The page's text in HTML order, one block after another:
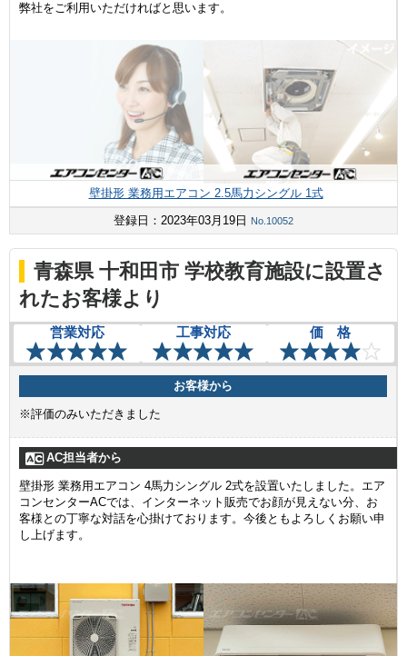
弊社をご利用いただければと思います。
壁掛形 業務用エアコン 2.5馬力シングル 1式
登録日：2023年03月19日
No.10052
青森県 十和田市 学校教育施設に設置さ
れたお客様より
営業対応 工事対応 価 格
お客様から
※評価のみいただきました
AC担当者から
壁掛形 業務用エアコン 4馬力シングル 2式を設置いたしました。エア
コンセンターACでは、インターネット販売でお顔が見えない分、お
客様との丁寧な対話を心掛けております。今後ともよろしくお願い申
し上げます。